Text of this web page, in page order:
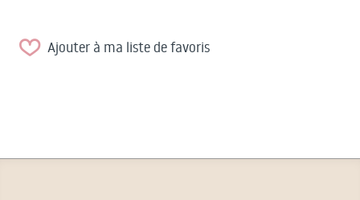
Ajouter à ma liste de favoris